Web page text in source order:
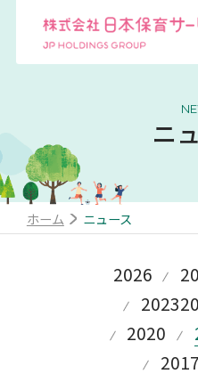
ニ
ホーム ニュース
2026
2023
2020
2017